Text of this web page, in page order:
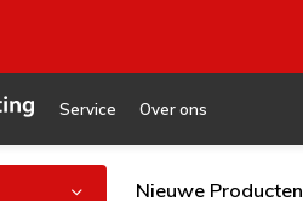
Service Over ons
Nieuwe Producten